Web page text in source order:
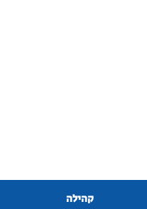
קהילה